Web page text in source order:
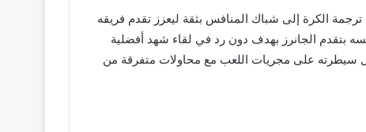
64 من عمر الشوط الثاني بعدما نجح في ترجمة الكرة إلى شباك المنافس بثقة ليعزز تقدم فريقه
الشوط الأول من مباراة أرسنال ومنافسه بتقدم الجانرز بهدف دون رد في لقاء شهد أفضلية
سيطرته على مجريات اللعب مع محاولات متفرقة من